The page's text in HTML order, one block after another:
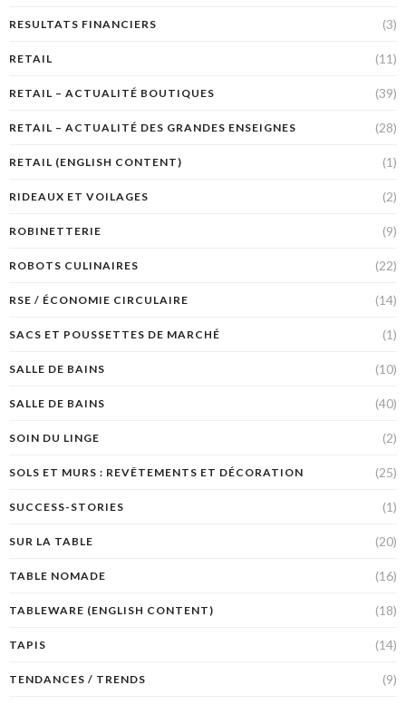
RESULTATS FINANCIERS (3)
RETAIL (11)
RETAIL – ACTUALITÉ BOUTIQUES (39)
RETAIL – ACTUALITÉ DES GRANDES ENSEIGNES (28)
RETAIL (ENGLISH CONTENT) (1)
RIDEAUX ET VOILAGES (2)
ROBINETTERIE (9)
ROBOTS CULINAIRES (22)
RSE / ÉCONOMIE CIRCULAIRE (14)
SACS ET POUSSETTES DE MARCHÉ (1)
SALLE DE BAINS (10)
SALLE DE BAINS (40)
SOIN DU LINGE (2)
SOLS ET MURS : REVÊTEMENTS ET DÉCORATION (25)
SUCCESS-STORIES (1)
SUR LA TABLE (20)
TABLE NOMADE (16)
TABLEWARE (ENGLISH CONTENT) (18)
TAPIS (14)
TENDANCES / TRENDS (9)